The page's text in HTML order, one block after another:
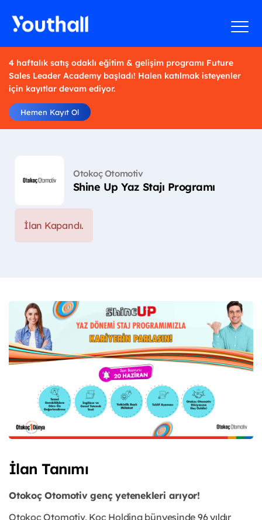
4 haftalık satış odaklı eğitim & gelişim programı Future
Sales Leader Academy başladı! Halen katılmak isteyenler
için kayıtlar devam ediyor.
Hemen Kayıt Ol
Otokoç Otomotiv
Shine Up Yaz Stajı Programı
İlan Kapandı.
İlan Tanımı
Otokoç Otomotiv genç yetenekleri arıyor!
Otokoç Otomotiv, Koç Holding bünyesinde 96 yıldır